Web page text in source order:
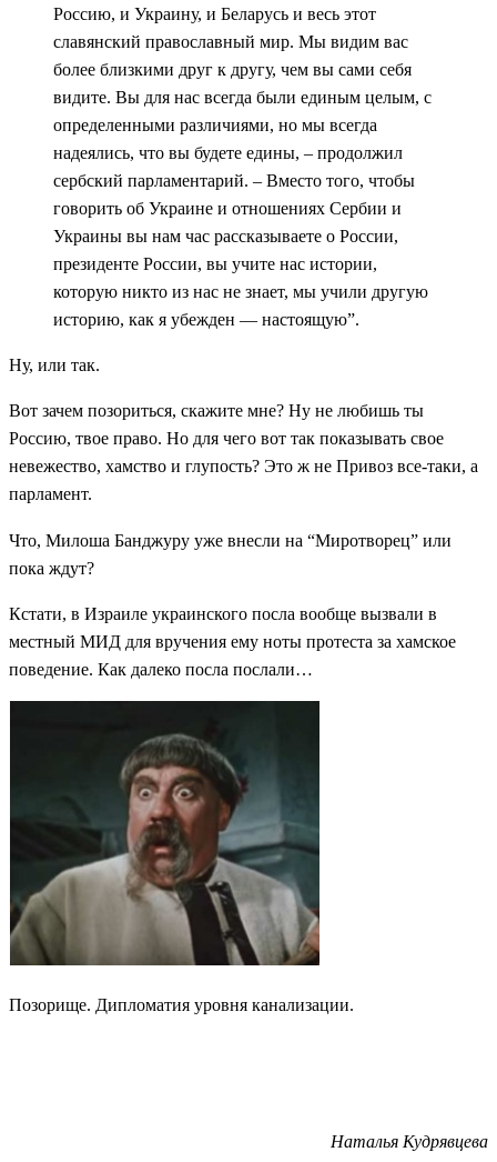
Россию, и Украину, и Беларусь и весь этот
славянский православный мир. Мы видим вас
более близкими друг к другу, чем вы сами себя
видите. Вы для нас всегда были единым целым, с
определенными различиями, но мы всегда
надеялись, что вы будете едины, – продолжил
сербский парламентарий. – Вместо того, чтобы
говорить об Украине и отношениях Сербии и
Украины вы нам час рассказываете о России,
президенте России, вы учите нас истории,
которую никто из нас не знает, мы учили другую
историю, как я убежден — настоящую”.
Ну, или так.
Вот зачем позориться, скажите мне? Ну не любишь ты
Россию, твое право. Но для чего вот так показывать свое
невежество, хамство и глупость? Это ж не Привоз все-таки, а
парламент.
Что, Милоша Банджуру уже внесли на “Миротворец” или
пока ждут?
Кстати, в Израиле украинского посла вообще вызвали в
местный МИД для вручения ему ноты протеста за хамское
поведение. Как далеко посла послали…
Позорище. Дипломатия уровня канализации.
Наталья Кудрявцева